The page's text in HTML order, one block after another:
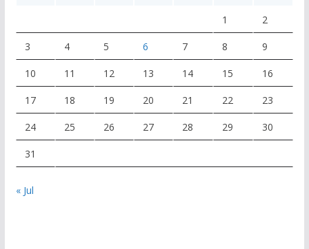
1 2
3 4 5 6 7 8 9
10 11 12 13 14 15 16
17 18 19 20 21 22 23
24 25 26 27 28 29 30
31
« Jul